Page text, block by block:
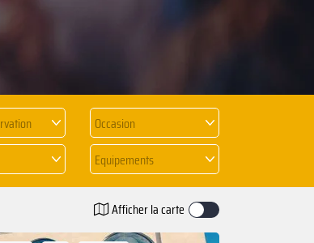
Occasion
Equipements
Afficher la carte